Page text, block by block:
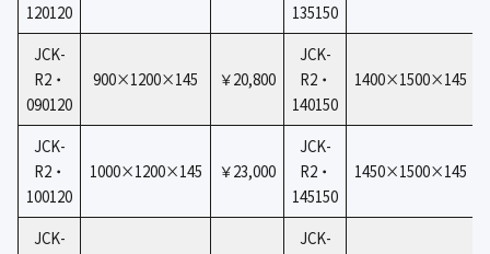
120120
135150
JCK-
R2・
090120
900×1200×145 ￥20,800
JCK-
R2・
140150
1400×1500×145
JCK-
R2・
100120
1000×1200×145 ￥23,000
JCK-
R2・
145150
1450×1500×145
JCK-
JCK-